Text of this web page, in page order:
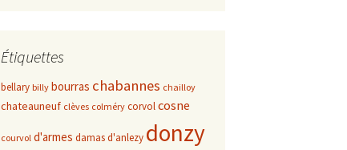
Étiquettes
bellary billy bourras chabannes chailloy
chateauneuf clèves colméry corvolcosne
courvol d'armes damas d'anlezy donzy